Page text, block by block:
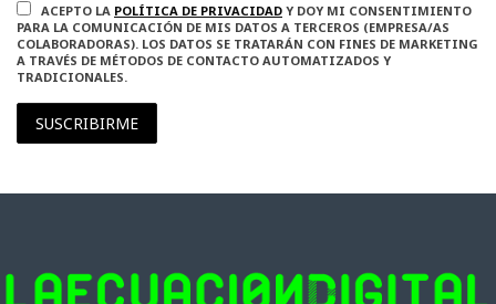
ACEPTO LA POLÍTICA DE PRIVACIDAD Y DOY MI CONSENTIMIENTO
PARA LA COMUNICACIÓN DE MIS DATOS A TERCEROS (EMPRESA/AS
COLABORADORAS). LOS DATOS SE TRATARÁN CON FINES DE MARKETING
A TRAVÉS DE MÉTODOS DE CONTACTO AUTOMATIZADOS Y
TRADICIONALES.
SUSCRIBIRME